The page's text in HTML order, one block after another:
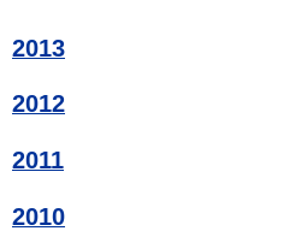
2013
2012
2011
2010